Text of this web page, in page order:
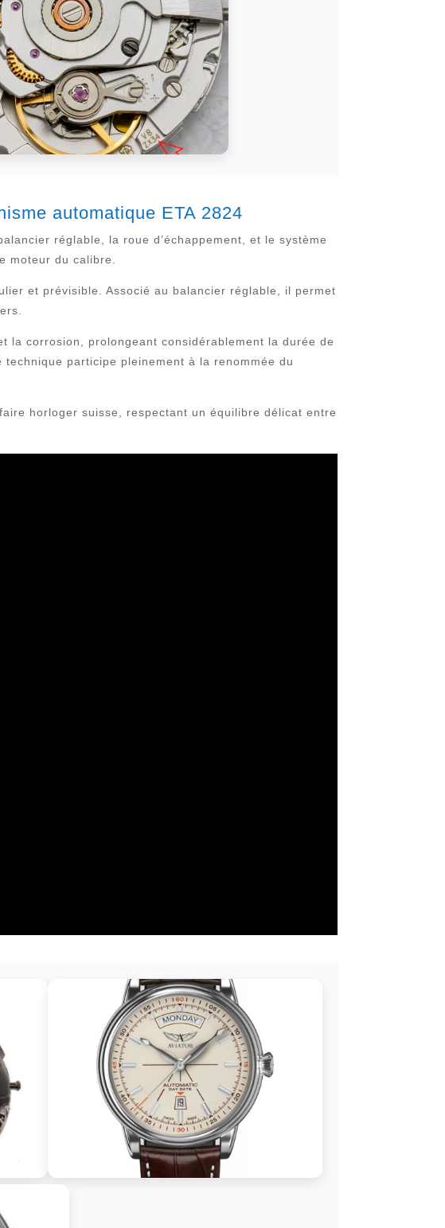
automatique ETA 2824
réglable, la roue d’échappement, et le système
moteur du calibre.
et prévisible. Associé au balancier réglable, il permet
la corrosion, prolongeant considérablement la durée de
participe pleinement à la renommée du
horloger suisse, respectant un équilibre délicat entre